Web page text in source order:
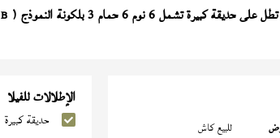
كبيرة تشمل 6 نوم 6 حمام 3 بلكونة النموذج ( B
للبيع كاش
الإطلالات للفيلا
حديقة كبيرة